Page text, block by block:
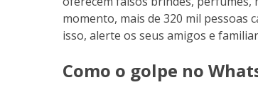
momento, mais de 320 mil pessoas
isso, alerte os seus amigos e
Como o golpe no